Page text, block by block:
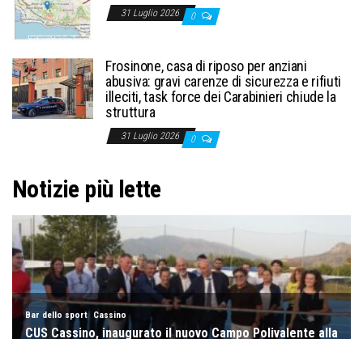
31 Luglio 2026 0
Frosinone, casa di riposo per anziani
abusiva: gravi carenze di sicurezza e rifiuti
illeciti, task force dei Carabinieri chiude la
struttura
31 Luglio 2026 0
Notizie più lette